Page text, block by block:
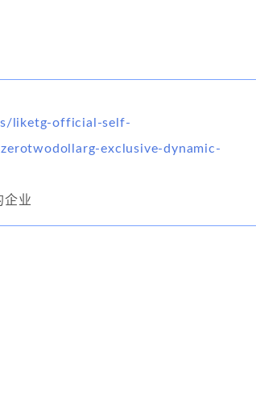
liketg-official-self-
exclusive-dynamic-
企业